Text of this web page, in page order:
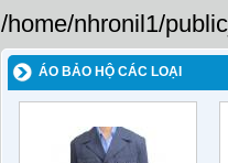
/home/nhronil1/
ÁO BẢO HỘ CÁC LOẠI